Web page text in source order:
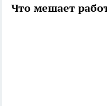
Что мешает